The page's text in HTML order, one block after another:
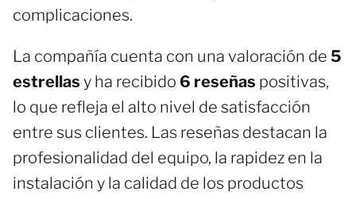
complicaciones.
La compañía cuenta con una valoración de 5
estrellas y ha recibido 6 reseñas positivas,
lo que refleja el alto nivel de satisfacción
entre sus clientes. Las reseñas destacan la
profesionalidad del equipo, la rapidez en la
instalación y la calidad de los productos